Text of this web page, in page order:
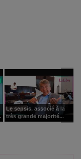
Le sepsis, associé à la
très grande majorité...